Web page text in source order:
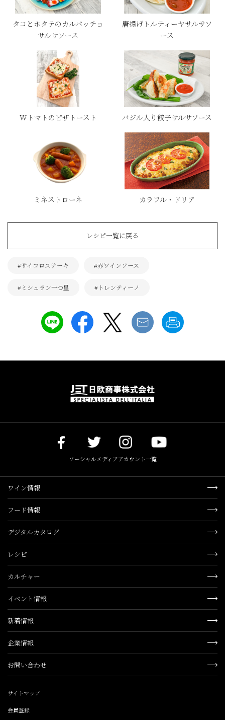
タコとホタテのカルパッチョ
サルサソース
唐揚げトルティーヤサルサソ
ース
Wトマトのピザトースト バジル入り餃子サルサソース
ミネストローネ カラフル・ドリア
レシピ一覧に戻る
#サイコロステーキ #赤ワインソース
#ミシュラン一つ星 #トレンティーノ
ソーシャルメディアアカウント一覧
ワイン情報
フード情報
デジタルカタログ
レシピ
カルチャー
イベント情報
新着情報
企業情報
お問い合わせ
サイトマップ
会員登録